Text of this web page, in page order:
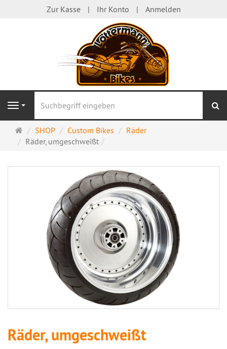
Zur Kasse Ihr Konto Anmelden
Navigation
Startseite
SHOP Custom Bikes
Räder
Räder, umgeschweißt
Räder, umgeschweißt